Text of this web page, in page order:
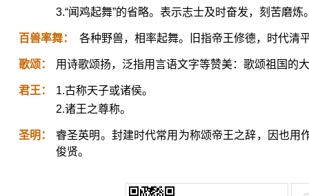
3.“闻鸡起舞”的省略。表示志士及时奋发，刻苦磨
百兽率舞： 各种野兽，相率起舞。旧指帝王修德，时代清
歌颂： 用诗歌颂扬，泛指用言语文字等赞美：歌颂祖国的
君王：
1.古称天子或诸侯。
2.诸王之尊称。
圣明：
睿圣英明。封建时代常用为称颂帝王之辞，因也用
俊贤。